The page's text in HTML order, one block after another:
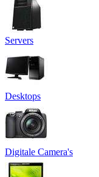
Servers
Desktops
Digitale Camera's